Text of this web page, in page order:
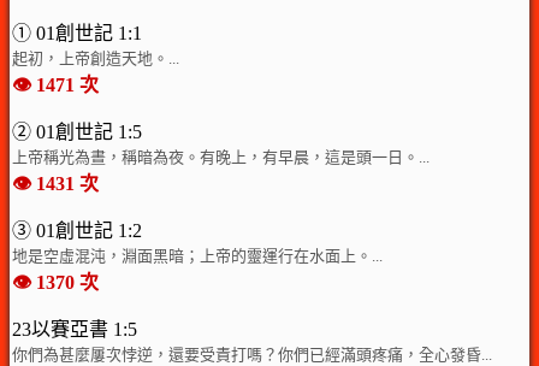
① 01創世記 1:1
起初，上帝創造天地。...
👁️ 1471 次
② 01創世記 1:5
上帝稱光為晝，稱暗為夜。有晚上，有早晨，這是頭一日。...
👁️ 1431 次
③ 01創世記 1:2
地是空虛混沌，淵面黑暗；上帝的靈運行在水面上。...
👁️ 1370 次
23以賽亞書 1:5
你們為甚麼屢次悖逆，還要受責打嗎？你們已經滿頭疼痛，全心發昏...